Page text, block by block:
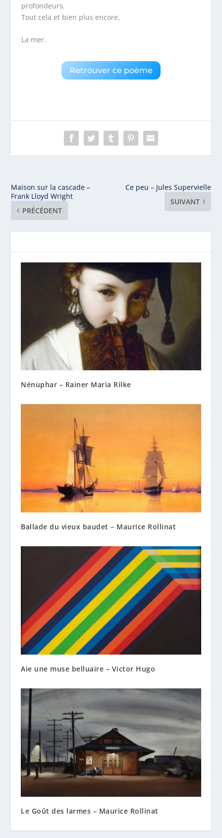
profondeurs,
Tout cela et bien plus encore,
La mer.
Retrouver ce poème
Maison sur la cascade –
Frank Lloyd Wright
PRÉCÉDENT
Ce peu – Jules Supervielle
SUIVANT
Nénuphar – Rainer Maria Rilke
Ballade du vieux baudet – Maurice Rollinat
Aie une muse belluaire – Victor Hugo
Le Goût des larmes – Maurice Rollinat